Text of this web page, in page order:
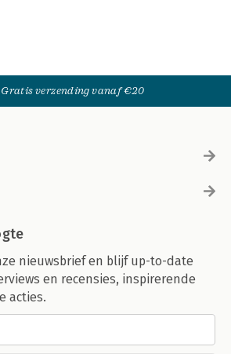
Gratis verzending vanaf €20
nieuwsbrief en blijf up-to-date
en recensies, inspirerende
acties.